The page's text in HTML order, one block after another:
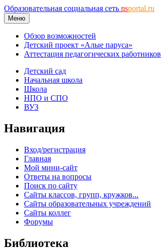
Образовательная социальная сеть nsportal.ru
Меню
Обзор возможностей
Детский проект «Алые паруса»
Аттестация педагогических работников
Детский сад
Начальная школа
Школа
НПО и СПО
ВУЗ
Навигация
Вход/регистрация
Главная
Мой мини-сайт
Ответы на вопросы
Поиск по сайту
Сайты классов, групп, кружков...
Сайты образовательных учреждений
Сайты коллег
Форумы
Библиотека